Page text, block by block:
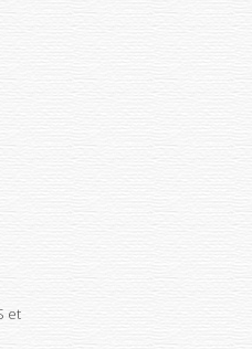
et